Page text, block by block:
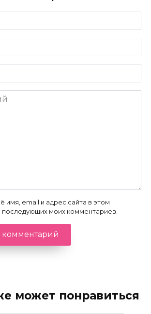
имя, email и адрес сайта в этом
последующих моих комментариев.
может понравиться